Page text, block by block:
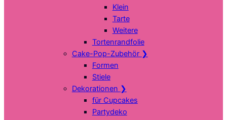
Klein
Tarte
Weitere
Tortenrandfolie
Cake-Pop-Zubehör ❯
Formen
Stiele
Dekorationen ❯
für Cupcakes
Partydeko